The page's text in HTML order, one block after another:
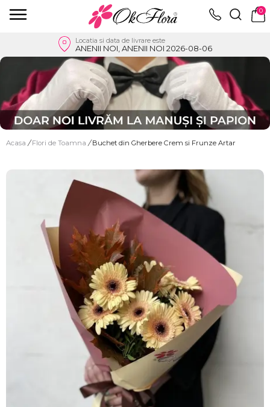
0
Locatia si data de livrare este
ANENII NOI, ANENII NOI 2026-08-06
Acasa / Flori de Toamna / Buchet din Gherbere Crem si Frunze Artar